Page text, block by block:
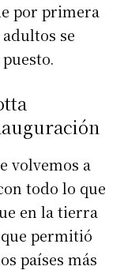
por primera
se
volvemos a
todo lo que
en la tierra
permitió
países más